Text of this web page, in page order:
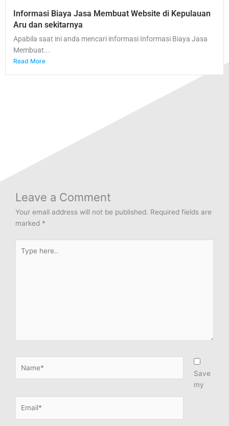
Informasi Biaya Jasa Membuat Website di Kepulauan
Aru dan sekitarnya
Apabila saat ini anda mencari informasi Informasi Biaya Jasa
Membuat...
Read More
Leave a Comment
Your email address will not be published. Required fields are
marked *
here..
Save
my